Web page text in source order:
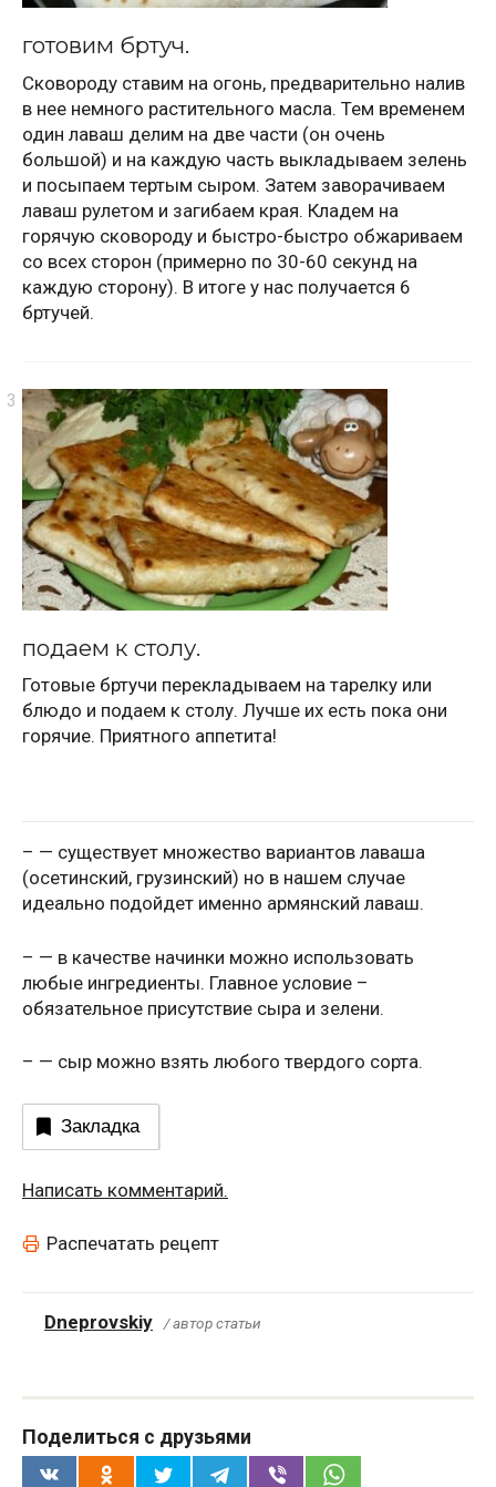
готовим бртуч.
Сковороду ставим на огонь, предварительно налив
в нее немного растительного масла. Тем временем
один лаваш делим на две части (он очень
большой) и на каждую часть выкладываем зелень
и посыпаем тертым сыром. Затем заворачиваем
лаваш рулетом и загибаем края. Кладем на
горячую сковороду и быстро-быстро обжариваем
со всех сторон (примерно по 30-60 секунд на
каждую сторону). В итоге у нас получается 6
бртучей.
подаем к столу.
Готовые бртучи перекладываем на тарелку или
блюдо и подаем к столу. Лучше их есть пока они
горячие. Приятного аппетита!
– — существует множество вариантов лаваша
(осетинский, грузинский) но в нашем случае
идеально подойдет именно армянский лаваш.
– — в качестве начинки можно использовать
любые ингредиенты. Главное условие –
обязательное присутствие сыра и зелени.
– — сыр можно взять любого твердого сорта.
Закладка
Написать комментарий.
Распечатать рецепт
Dneprovskiy / автор статьи
Поделиться с друзьями